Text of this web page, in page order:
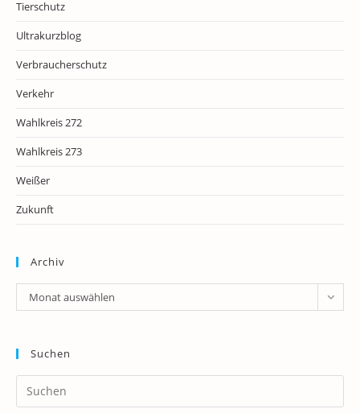
Tierschutz
Ultrakurzblog
Verbraucherschutz
Verkehr
Wahlkreis 272
Wahlkreis 273
Weißer
Zukunft
Archiv
Archiv
Monat auswählen
Suchen